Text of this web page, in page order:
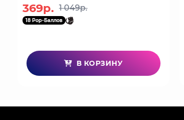
369р. 1 049р.
18 Pop-Баллов
В КОРЗИНУ